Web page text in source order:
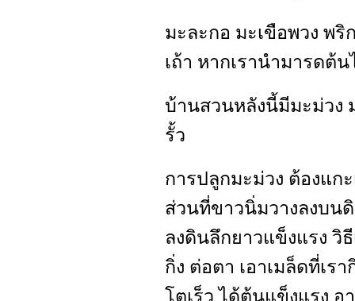
มะละกอ มะเขือพวง พริ
เถ้า หากเรานำมารดต้
บ้านสวนหลังนี้มีมะม่วง
รั้ว
การปลูกมะม่วง ต้องแก
ส่วนที่ขาวนิ่มวางลงบน
ลงดินลึกยาวแข็งแรง วิ
กิ่ง ต่อตา เอาเมล็ดที่เร
โตเร็ว ได้ต้นแข็งแรง อ